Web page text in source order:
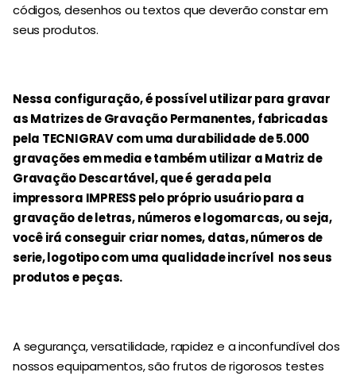
códigos, desenhos ou textos que deverão constar em
seus produtos.
Nessa configuração, é possível utilizar para gravar
as Matrizes de Gravação Permanentes, fabricadas
pela TECNIGRAV com uma durabilidade de 5.000
gravações em media e também utilizar a Matriz de
Gravação Descartável, que é gerada pela
impressora IMPRESS pelo próprio usuário para a
gravação de letras, números e logomarcas, ou seja,
você irá conseguir criar nomes, datas, números de
serie, logotipo com uma qualidade incrível nos seus
produtos e peças.
A segurança, versatilidade, rapidez e a inconfundível dos
nossos equipamentos, são frutos de rigorosos testes